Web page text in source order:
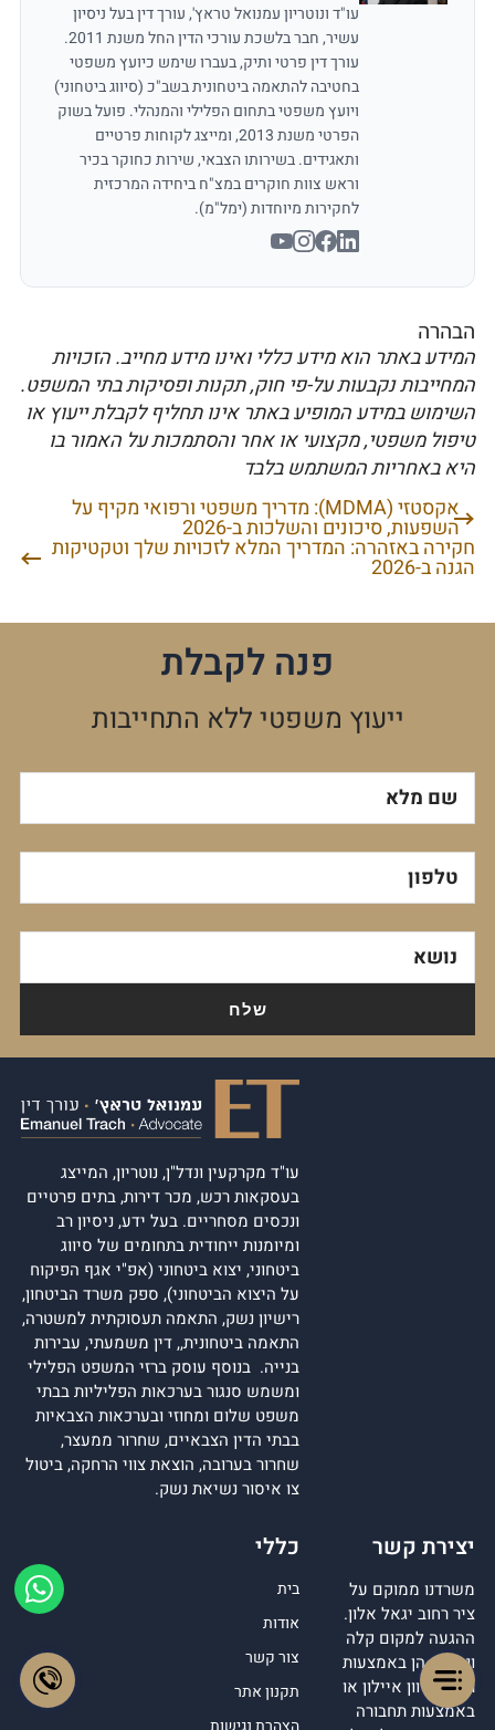
עו"ד ונוטריון עמנואל טראץ', עורך דין בעל ניסיון
עשיר, חבר בלשכת עורכי הדין החל משנת 2011.
עורך דין פרטי ותיק, בעברו שימש כיועץ משפטי
בחטיבה להתאמה ביטחונית בשב"כ (סיווג ביטחוני)
ויועץ משפטי בתחום הפלילי והמנהלי. פועל בשוק
הפרטי משנת 2013, ומייצג לקוחות פרטיים
ותאגידים. בשירותו הצבאי, שירות כחוקר בכיר
וראש צוות חוקרים במצ"ח ביחידה המרכזית
לחקירות מיוחדות (ימל"מ).
הבהרה
המידע באתר הוא מידע כללי ואינו מידע מחייב. הזכויות
המחייבות נקבעות על-פי חוק, תקנות ופסיקות בתי המשפט.
השימוש במידע המופיע באתר אינו תחליף לקבלת ייעוץ או
טיפול משפטי, מקצועי או אחר והסתמכות על האמור בו
היא באחריות המשתמש בלבד
ניווט
אקסטזי (MDMA): מדריך משפטי ורפואי מקיף על
השפעות, סיכונים והשלכות ב-2026
חקירה באזהרה: המדריך המלא לזכויות שלך וטקטיקות
הגנה ב-2026
פנה לקבלת
ייעוץ משפטי ללא התחייבות
שם מלא
טלפון
נושא
עו"ד מקרקעין ונדל"ן, נוטריון, המייצג
בעסקאות רכש, מכר דירות, בתים פרטיים
ונכסים מסחריים. בעל ידע, ניסיון רב
ומיומנות ייחודית בתחומים של סיווג
ביטחוני, יצוא ביטחוני (אפ"י אגף הפיקוח
על היצוא הביטחוני), ספק משרד הביטחון,
רישיון נשק, התאמה תעסוקתית למשטרה,
התאמה ביטחונית,, דין משמעתי, עבירות
בנייה. בנוסף עוסק ברזי המשפט הפלילי
ומשמש סנגור בערכאות הפליליות בבתי
משפט שלום ומחוזי ובערכאות הצבאיות
בבתי הדין הצבאיים, שחרור ממעצר,
שחרור בערובה, הוצאת צווי הרחקה, ביטול
צו איסור נשיאת נשק.
יצירת קשר
משרדנו ממוקם על
ציר רחוב יגאל אלון.
ההגעה למקום קלה
ונגישה הן באמצעות
רכב מכיוון איילון או
באמצעות תחבורה
כללי
בית
אודות
צור קשר
תקנון אתר